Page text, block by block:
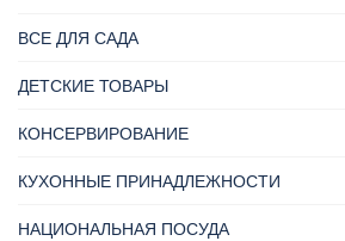
ВСЕ ДЛЯ САДА
ДЕТСКИЕ ТОВАРЫ
КОНСЕРВИРОВАНИЕ
КУХОННЫЕ ПРИНАДЛЕЖНОСТИ
НАЦИОНАЛЬНАЯ ПОСУДА